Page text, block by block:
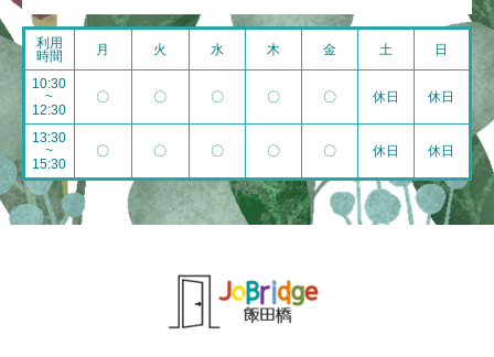
利用
時間
月 火 水 木 金 土 日
10:30
~
12:30
〇 〇 〇 〇 〇 休日 休日
13:30
~
15:30
〇 〇 〇 〇 〇 休日 休日